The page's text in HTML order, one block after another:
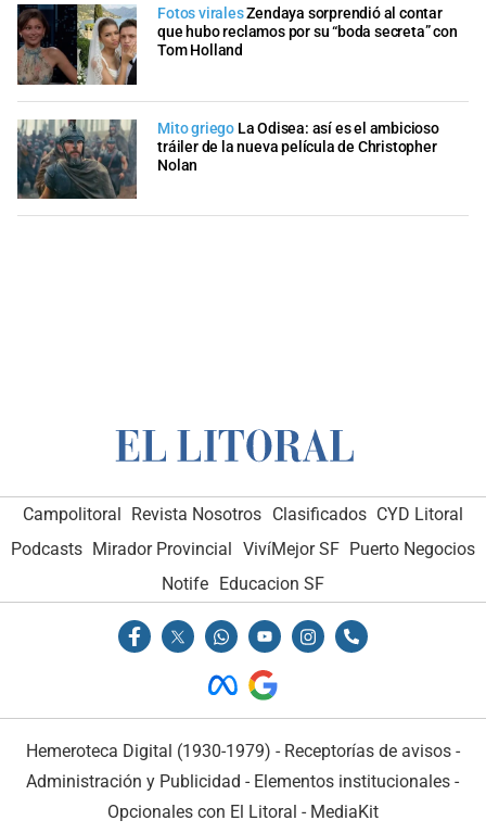
Fotos viralesZendaya sorprendió al contar
que hubo reclamos por su “boda secreta” con
Tom Holland
Mito griego La Odisea: así es el ambicioso
tráiler de la nueva película de Christopher
Nolan
Campolitoral Revista Nosotros Clasificados CYD Litoral
Podcasts Mirador Provincial VivíMejor SF Puerto Negocios
Notife Educacion SF
Hemeroteca Digital (1930-1979) - Receptorías de avisos -
Administración y Publicidad - Elementos institucionales -
Opcionales con El Litoral - MediaKit